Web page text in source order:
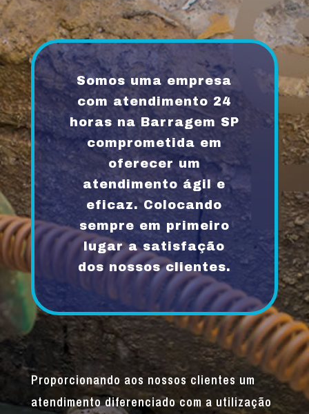
Somos uma empresa
com atendimento 24
horas na Barragem SP
comprometida em
oferecer um
atendimento ágil e
eficaz. Colocando
sempre em primeiro
lugar a satisfação
dos nossos clientes.
Proporcionando aos nossos clientes um
atendimento diferenciado com a utilização